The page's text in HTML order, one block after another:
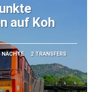
auf Koh
NÄCHTE 2 TRANSFERS